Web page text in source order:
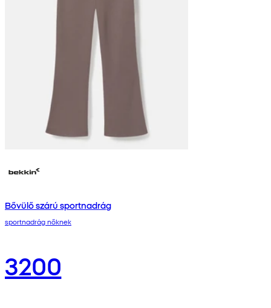
Bővülő szárú sportnadrág
sportnadrág nőknek
3200